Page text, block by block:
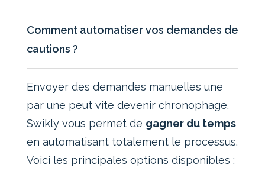
Comment automatiser vos demandes de
cautions ?
Envoyer des demandes manuelles une
par une peut vite devenir chronophage.
Swikly vous permet de gagner du temps
en automatisant totalement le processus.
Voici les principales options disponibles :